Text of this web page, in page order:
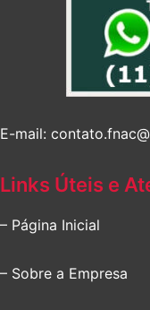
E-mail:
Links Úteis e
– Página Inicial
– Sobre a Empresa